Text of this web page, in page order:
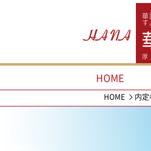
華
す
HOME
基本情報 調理テクニカル科
基本情報 パティシエテクニカル科
HOME 内